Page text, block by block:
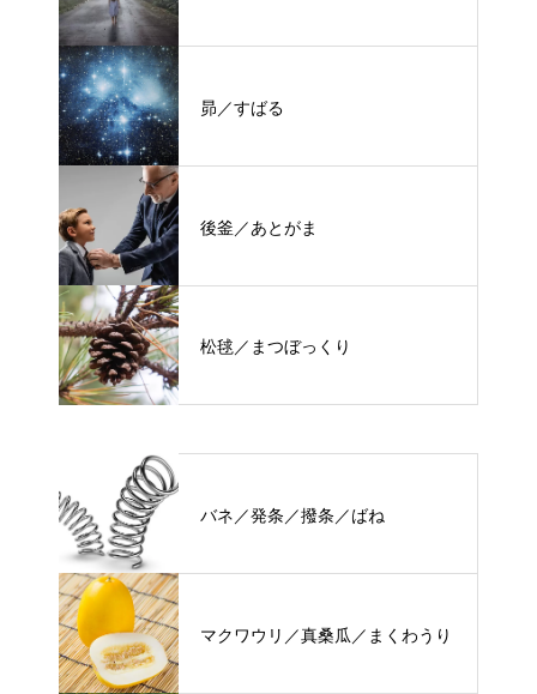
昴／すばる
後釜／あとがま
松毬／まつぼっくり
バネ／発条／撥条／ばね
マクワウリ／真桑瓜／まくわうり